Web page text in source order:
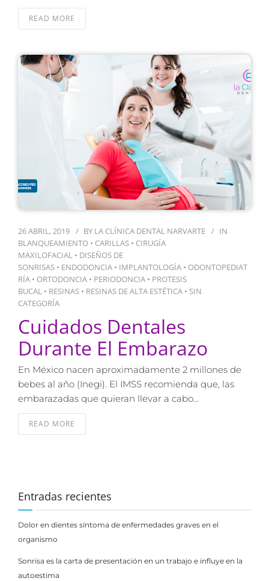
READ MORE
26 ABRIL, 2019 BY LA CLÍNICA DENTAL NARVARTE
IN
BLANQUEAMIENTO • CARILLAS • CIRUGÍA
MAXILOFACIAL • DISEÑOS DE
SONRISAS • ENDODONCIA • IMPLANTOLOGÍA • ODONTOPEDIAT
RÍA • ORTODONCIA • PERIODONCIA • PROTESIS
BUCAL • RESINAS • RESINAS DE ALTA ESTÉTICA • SIN
CATEGORÍA
Cuidados Dentales
Durante El Embarazo
En México nacen aproximadamente 2 millones de
bebes al año (Inegi). El IMSS recomienda que, las
embarazadas que quieran llevar a cabo…
READ MORE
Entradas recientes
Dolor en dientes síntoma de enfermedades graves en el
organismo
Sonrisa es la carta de presentación en un trabajo e influye en la
autoestima